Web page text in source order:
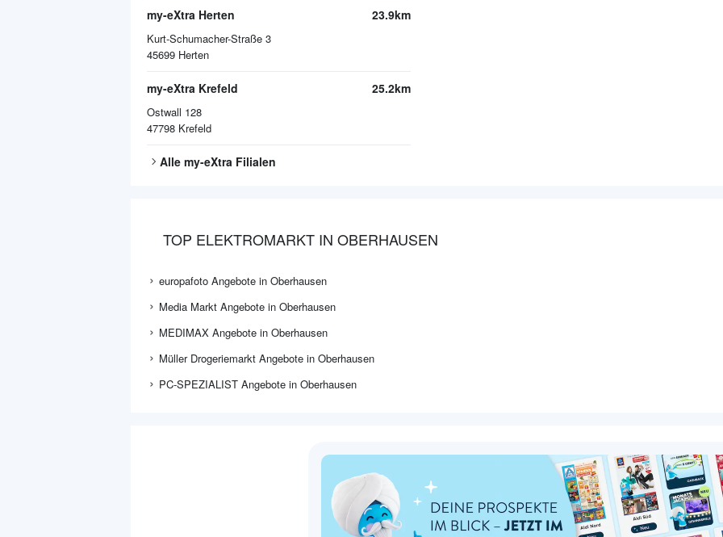
my-eXtra Herten
Kurt-Schumacher-Straße 3
45699 Herten
23.9km
my-eXtra Krefeld
Ostwall 128
47798 Krefeld
25.2km
Alle my-eXtra Filialen
TOP ELEKTROMARKT IN OBERHAUSEN
europafoto Angebote in Oberhausen
Media Markt Angebote in Oberhausen
MEDIMAX Angebote in Oberhausen
Müller Drogeriemarkt Angebote in Oberhausen
PC-SPEZIALIST Angebote in Oberhausen